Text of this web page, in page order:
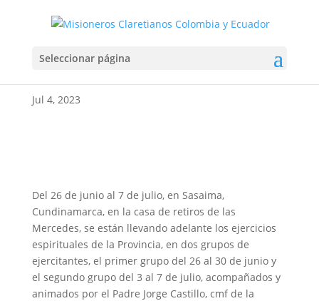
Seleccionar página
EJERCICIOS ESPIRITUALES
Jul 4, 2023
Del 26 de junio al 7 de julio, en Sasaima,
Cundinamarca, en la casa de retiros de las
Mercedes, se están llevando adelante los ejercicios
espirituales de la Provincia, en dos grupos de
ejercitantes, el primer grupo del 26 al 30 de junio y
el segundo grupo del 3 al 7 de julio, acompañados y
animados por el Padre Jorge Castillo, cmf de la